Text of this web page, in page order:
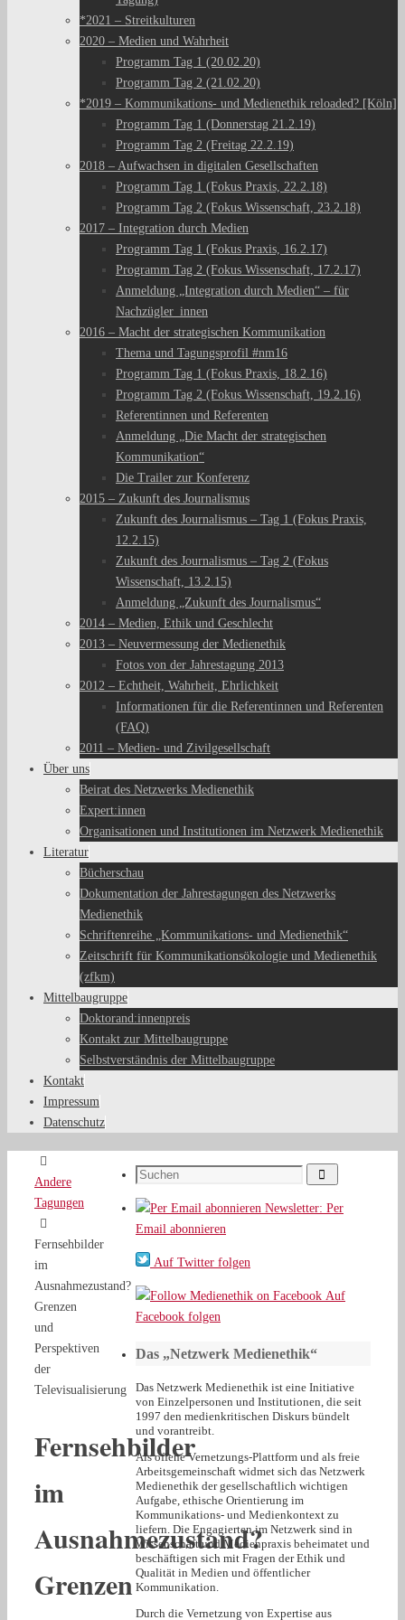
*2021 – Streitkulturen
2020 – Medien und Wahrheit
Programm Tag 1 (20.02.20)
Programm Tag 2 (21.02.20)
*2019 – Kommunikations- und Medienethik reloaded? [Köln]
Programm Tag 1 (Donnerstag 21.2.19)
Programm Tag 2 (Freitag 22.2.19)
2018 – Aufwachsen in digitalen Gesellschaften
Programm Tag 1 (Fokus Praxis, 22.2.18)
Programm Tag 2 (Fokus Wissenschaft, 23.2.18)
2017 – Integration durch Medien
Programm Tag 1 (Fokus Praxis, 16.2.17)
Programm Tag 2 (Fokus Wissenschaft, 17.2.17)
Anmeldung „Integration durch Medien“ – für
Nachzügler_innen
2016 – Macht der strategischen Kommunikation
Thema und Tagungsprofil #nm16
Programm Tag 1 (Fokus Praxis, 18.2.16)
Programm Tag 2 (Fokus Wissenschaft, 19.2.16)
Referentinnen und Referenten
Anmeldung „Die Macht der strategischen
Kommunikation“
Die Trailer zur Konferenz
2015 – Zukunft des Journalismus
Zukunft des Journalismus – Tag 1 (Fokus Praxis,
12.2.15)
Zukunft des Journalismus – Tag 2 (Fokus
Wissenschaft, 13.2.15)
Anmeldung „Zukunft des Journalismus“
2014 – Medien, Ethik und Geschlecht
2013 – Neuvermessung der Medienethik
Fotos von der Jahrestagung 2013
2012 – Echtheit, Wahrheit, Ehrlichkeit
Informationen für die Referentinnen und Referenten
(FAQ)
2011 – Medien- und Zivilgesellschaft
Über uns
Beirat des Netzwerks Medienethik
Expert:innen
Organisationen und Institutionen im Netzwerk Medienethik
Literatur
Bücherschau
Dokumentation der Jahrestagungen des Netzwerks
Medienethik
Schriftenreihe „Kommunikations- und Medienethik“
Zeitschrift für Kommunikationsökologie und Medienethik
(zfkm)
Mittelbaugruppe
Doktorand:innenpreis
Kontakt zur Mittelbaugruppe
Selbstverständnis der Mittelbaugruppe
Kontakt
Impressum
Datenschutz
Start
Andere
Tagungen
Fernsehbilder
im
Ausnahmezustand?
Grenzen
und
Perspektiven
der
Televisualisierung
Fernsehbilder
im
Ausnahmezustand?
Grenzen
Suchen
Suchen
Newsletter: Per
Email abonnieren
Auf Twitter folgen
Auf
Facebook folgen
Das „Netzwerk Medienethik“
Das Netzwerk Medienethik ist eine Initiative
von Einzelpersonen und Institutionen, die seit
1997 den medienkritischen Diskurs bündelt
und vorantreibt.
Als offene Vernetzungs-Plattform und als freie
Arbeitsgemeinschaft widmet sich das Netzwerk
Medienethik der gesellschaftlich wichtigen
Aufgabe, ethische Orientierung im
Kommunikations- und Medienkontext zu
liefern. Die Engagierten im Netzwerk sind in
Wissenschaft und Medienpraxis beheimatet und
beschäftigen sich mit Fragen der Ethik und
Qualität in Medien und öffentlicher
Kommunikation.
Durch die Vernetzung von Expertise aus